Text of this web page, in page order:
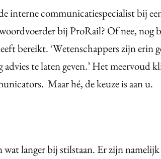
interne communicatiespecialist bij
bij ProRail? Of nee, nog
bereikt. ‘Wetenschappers zijn erin
te laten geven.’ Het meervoud
Maar hé, de keuze is aan u.
langer bij stilstaan. Er zijn namelijk